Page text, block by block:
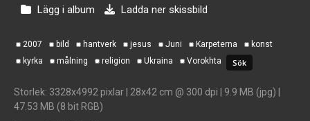
Lägg i album Ladda ner skissbild
2007 bild hantverk jesus Juni Karpeterna
konst
kyrka
målning religion Ukraina Vorokhta
Storlek: 3328x4992 pixlar | 28x42 cm @ 300 dpi | 9.9 MB (jpg) |
47.53 MB (8 bit RGB)